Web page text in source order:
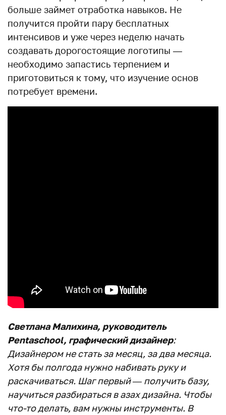
больше займет отработка навыков. Не
получится пройти пару бесплатных
интенсивов и уже через неделю начать
создавать дорогостоящие логотипы —
необходимо запастись терпением и
приготовиться к тому, что изучение основ
потребует времени.
Светлана Малихина, руководитель
Pentaschool, графический дизайнер:
Дизайнером не стать за месяц, за два месяца.
Хотя бы полгода нужно набивать руку и
раскачиваться. Шаг первый — получить базу,
научиться разбираться в азах дизайна. Чтобы
что-то делать, вам нужны инструменты. В